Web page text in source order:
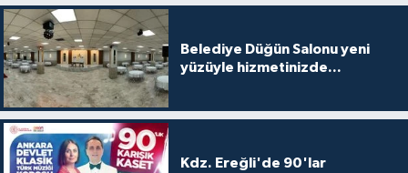
Belediye Düğün Salonu yeni
yüzüyle hizmetinizde...
Kdz. Ereğli'de 90'lar